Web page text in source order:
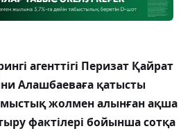
агенттігі Перизат Қайрат
Алашбаеваға қатысты
жолмен алынған ақша
фактілері бойынша сотқа